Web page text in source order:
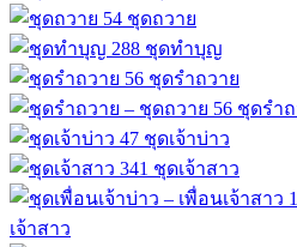
54 ชุดถวาย
288 ชุดทำบุญ
56 ชุดรำถวาย
56 ชุดรำ
47 ชุดเจ้าบ่าว
341 ชุดเจ้าสาว
เจ้าสาว